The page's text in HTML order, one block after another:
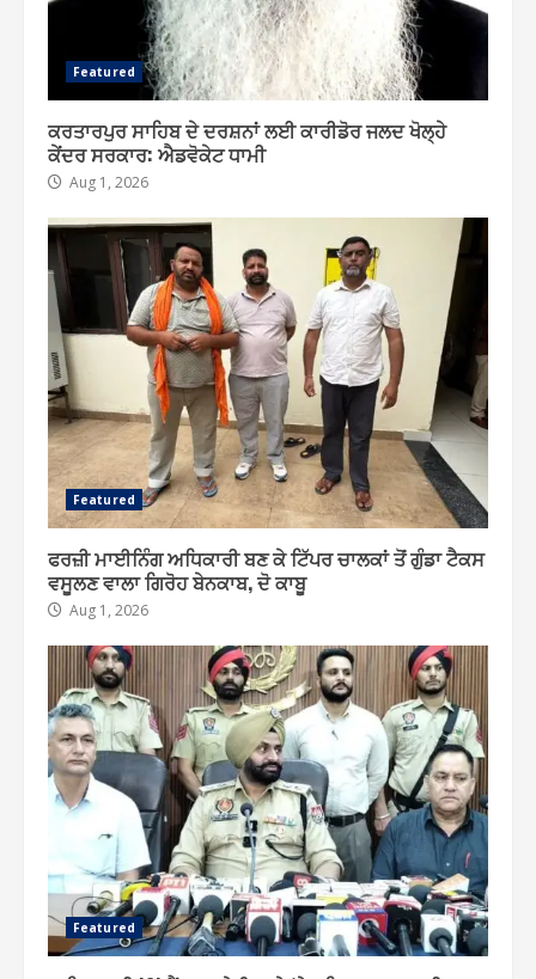
Featured
ਕਰਤਾਰਪੁਰ ਸਾਹਿਬ ਦੇ ਦਰਸ਼ਨਾਂ ਲਈ ਕਾਰੀਡੋਰ ਜਲਦ ਖੋਲ੍ਹੇ
ਕੇਂਦਰ ਸਰਕਾਰ: ਐਡਵੋਕੇਟ ਧਾਮੀ
Aug 1, 2026
Featured
ਫਰਜ਼ੀ ਮਾਈਨਿੰਗ ਅਧਿਕਾਰੀ ਬਣ ਕੇ ਟਿੱਪਰ ਚਾਲਕਾਂ ਤੋਂ ਗੁੰਡਾ ਟੈਕਸ
ਵਸੂਲਣ ਵਾਲਾ ਗਿਰੋਹ ਬੇਨਕਾਬ, ਦੋ ਕਾਬੂ
Aug 1, 2026
Featured